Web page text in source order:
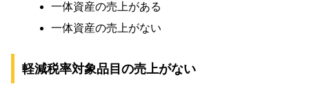
一体資産の売上がある
一体資産の売上がない
軽減税率対象品目の売上がない